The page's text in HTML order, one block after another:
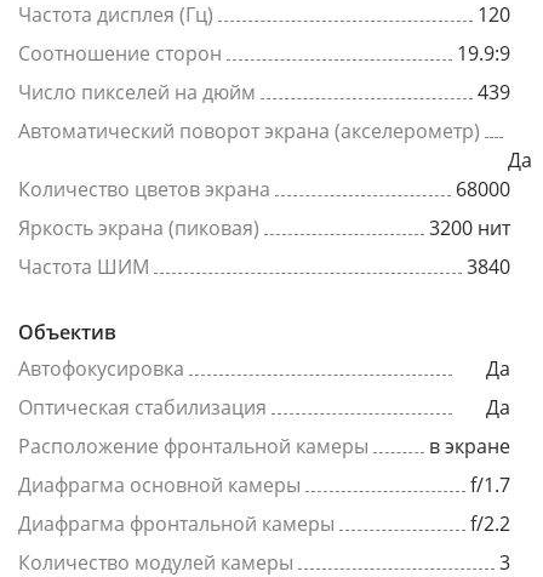
Частота дисплея (Гц)
120
Соотношение сторон
19.9:9
Число пикселей на дюйм
439
Автоматический поворот экрана (акселерометр)
Да
Количество цветов экрана
68000
Яркость экрана (пиковая)
3200 нит
Частота ШИМ
3840
Объектив
Автофокусировка
Да
Оптическая стабилизация
Да
Расположение фронтальной камеры
в экране
Диафрагма основной камеры
f/1.7
Диафрагма фронтальной камеры
f/2.2
Количество модулей камеры
3